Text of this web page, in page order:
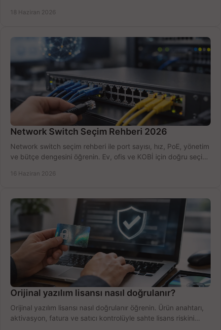
18 Haziran 2026
Network Switch Seçim Rehberi 2026
Network switch seçim rehberi ile port sayısı, hız, PoE, yönetim
ve bütçe dengesini öğrenin. Ev, ofis ve KOBİ için doğru seçimi
16 Haziran 2026
Orijinal yazılım lisansı nasıl doğrulanır?
Orijinal yazılım lisansı nasıl doğrulanır öğrenin. Ürün anahtarı,
aktivasyon, fatura ve satıcı kontrolüyle sahte lisans riskini